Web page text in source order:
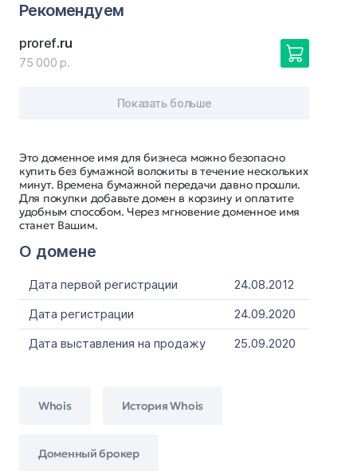
Это доменное имя для бизнеса можно безопасно
купить без бумажной волокиты в течение нескольких
минут. Времена бумажной передачи давно прошли.
Для покупки добавьте домен в корзину и оплатите
удобным способом. Через мгновение доменное имя
станет Вашим.
О домене
Дата первой регистрации
24.08.2012
Дата регистрации
24.09.2020
Дата выставления на продажу
25.09.2020
Whois История Whois
Доменный брокер
Рекомендуем
proref.ru
75 000 р.
Показать больше